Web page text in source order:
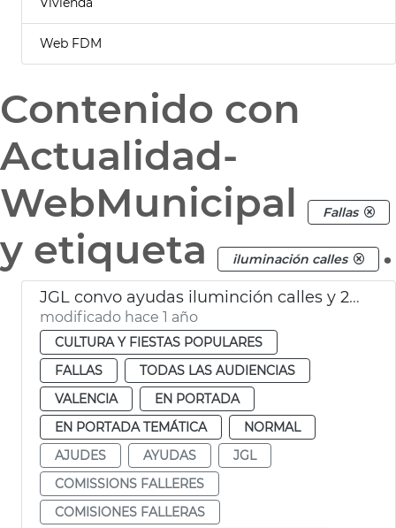
Web FDM
Contenido con
Actualidad-
WebMunicipal
Fallas
y etiqueta iluminación calles .
JGL convo ayudas iluminción calles y 25 aniversario fallas
modificado hace 1 año
CULTURA Y FIESTAS POPULARES
FALLAS
TODAS LAS AUDIENCIAS
VALENCIA
EN PORTADA
EN PORTADA TEMÁTICA
NORMAL
AJUDES
AYUDAS
JGL
COMISSIONS FALLERES
COMISIONES FALLERAS